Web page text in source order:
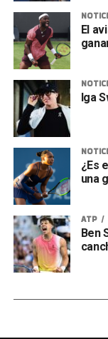
El
Iga
¿Es
una
ATP
Ben